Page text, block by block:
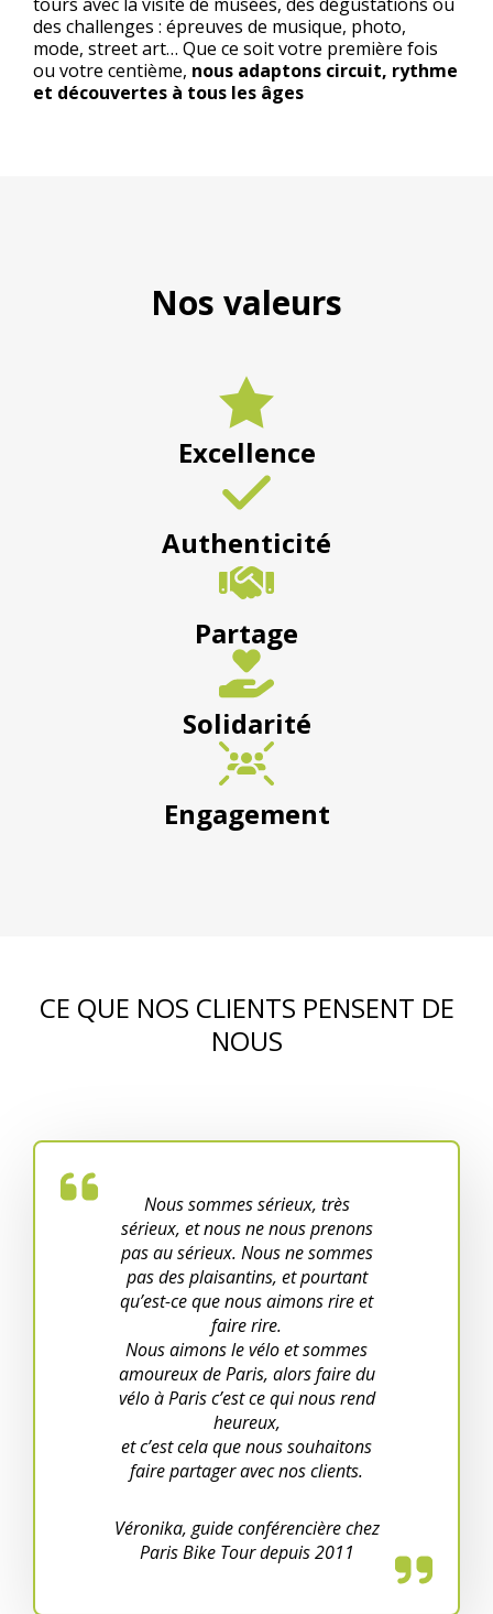
des challenges : épreuves de musique, photo,
mode, street art… Que ce soit votre première fois
ou votre centième, nous adaptons circuit, rythme
et découvertes à tous les âges
Nos valeurs
Excellence
Authenticité
Partage
Solidarité
Engagement
CE QUE NOS CLIENTS PENSENT DE
NOUS
Nous sommes sérieux, très
sérieux, et nous ne nous prenons
pas au sérieux. Nous ne sommes
pas des plaisantins, et pourtant
qu’est-ce que nous aimons rire et
faire rire.
Nous aimons le vélo et sommes
amoureux de Paris, alors faire du
vélo à Paris c’est ce qui nous rend
heureux,
et c’est cela que nous souhaitons
faire partager avec nos clients.
Véronika, guide conférencière chez
Paris Bike Tour depuis 2011